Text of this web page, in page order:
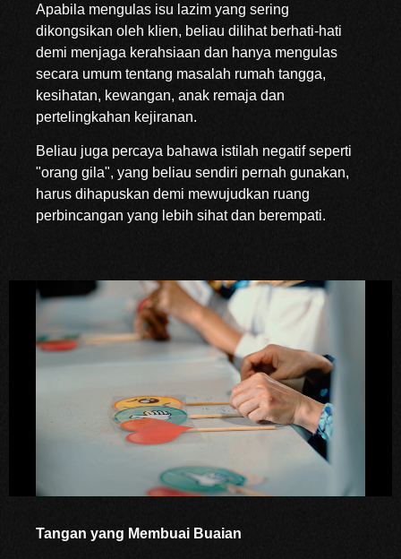
Apabila mengulas isu lazim yang sering
dikongsikan oleh klien, beliau dilihat berhati-hati
demi menjaga kerahsiaan dan hanya mengulas
secara umum tentang masalah rumah tangga,
kesihatan, kewangan, anak remaja dan
pertelingkahan kejiranan.
Beliau juga percaya bahawa istilah negatif seperti
"orang gila", yang beliau sendiri pernah gunakan,
harus dihapuskan demi mewujudkan ruang
perbincangan yang lebih sihat dan berempati.
Tangan yang Membuai Buaian